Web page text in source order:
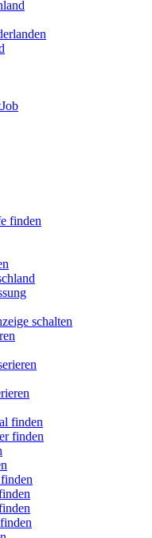
finden
schalten
finden
finden